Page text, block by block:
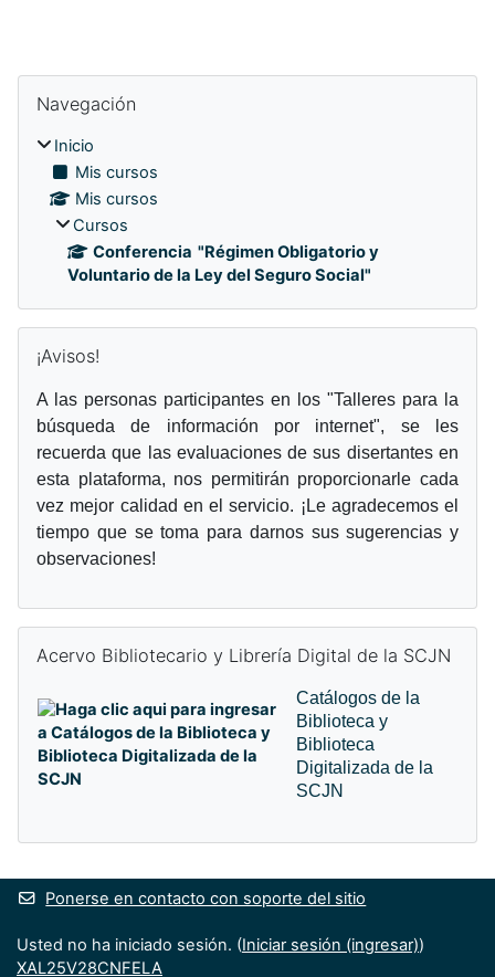
Bloques
Bloques
Navegación
Inicio
Mis cursos
Mis cursos
Cursos
Conferencia "Régimen Obligatorio y
Voluntario de la Ley del Seguro Social"
¡Avisos!
A las personas participantes en los "Talleres para la
búsqueda de información por internet", se les
recuerda que las evaluaciones de sus disertantes en
esta plataforma, nos permitirán proporcionarle cada
vez mejor calidad en el servicio. ¡Le agradecemos el
tiempo que se toma para darnos sus sugerencias y
observaciones!
Acervo Bibliotecario y Librería Digital de la SCJN
Catálogos de la
Biblioteca y
Biblioteca
Digitalizada de la
SCJN
Ponerse en contacto con soporte del sitio
Usted no ha iniciado sesión. (Iniciar sesión (ingresar))
XAL25V28CNFELA